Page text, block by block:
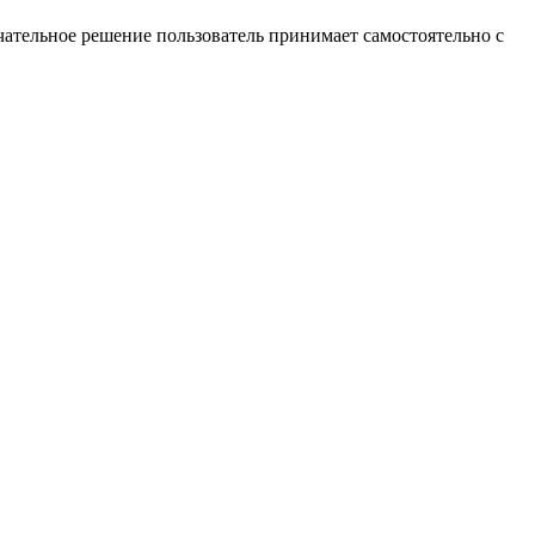
решение пользователь принимает самостоятельно с